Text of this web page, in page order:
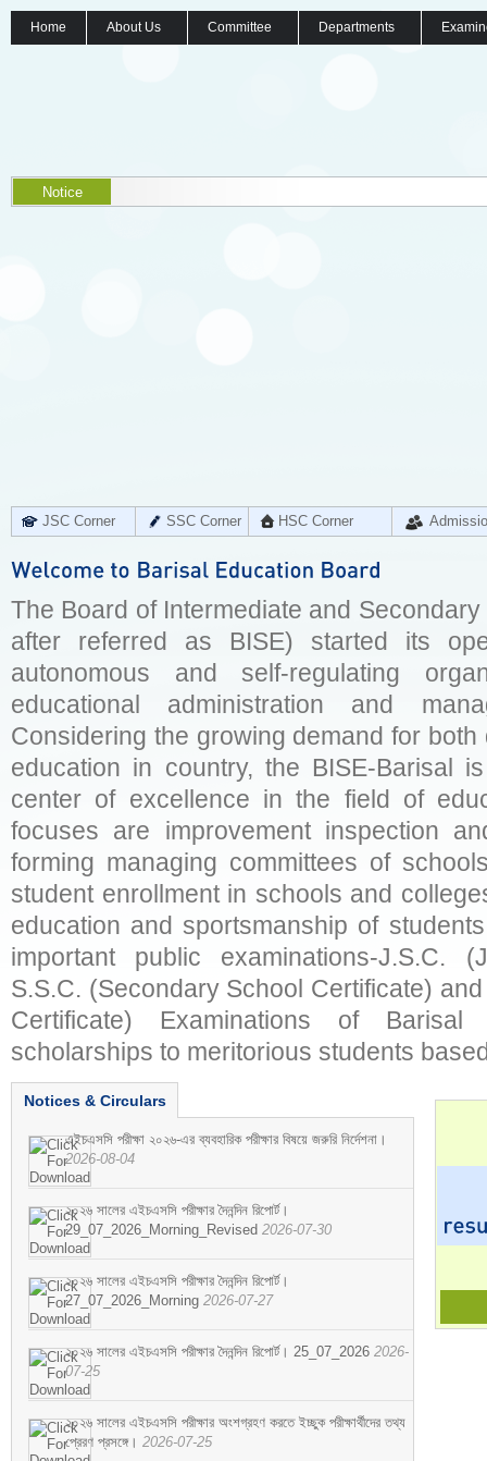
Home About Us Committee Departments
Notice
JSC Corner SSC Corner HSC Corner
The Board of Intermediate and
after referred as BISE) started its
autonomous and self-regulating
educational administration and
Considering the growing demand for
education in country, the BISE-Barisal
center of excellence in the field of
focuses are improvement inspection
forming managing committees of
student enrollment in schools and
education and sportsmanship of
important public examinations-J.S.C.
S.S.C. (Secondary School Certificate)
Certificate) Examinations of
scholarships to meritorious students
Notices & Circulars
এইচএসসি পরীক্ষা ২০২৬-এর ব্যবহারিক পরীক্ষার বিষয়ে জরুরি নির্দেশনা।
2026-08-04
২০২৬ সালের এইচএসসি পরীক্ষার দৈনন্দিন রিপোর্ট।
29_07_2026_Morning_Revised 2026-07-30
২০২৬ সালের এইচএসসি পরীক্ষার দৈনন্দিন রিপোর্ট।
27_07_2026_Morning 2026-07-27
২০২৬ সালের এইচএসসি পরীক্ষার দৈনন্দিন রিপোর্ট। 25_07_2026 2026-
07-25
২০২৬ সালের এইচএসসি পরীক্ষার অংশগ্রহণ করতে ইচ্ছুক পরীক্ষার্থীদের তথ্য
প্রেরণ প্রসঙ্গে। 2026-07-25